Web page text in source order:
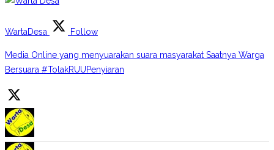
WartaDesa Follow
Media Online yang menyuarakan suara masyarakat Saatnya Warga
Bersuara #TolakRUUPenyiaran